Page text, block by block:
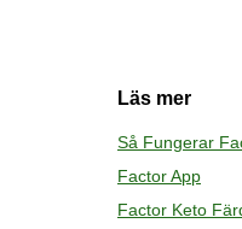
Läs mer
Så Fungerar
Factor App
Factor Keto